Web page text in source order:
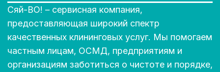
Сяй-ВО! – сервисная компания,
предоставляющая широкий спектр
качественных клининговых услуг. Мы помогаем
частным лицам, ОСМД, предприятиям и
организациям заботиться о чистоте и порядке,